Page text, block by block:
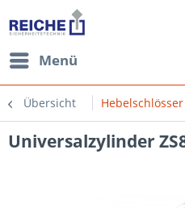
Menü
Übersicht Hebelschlösser
Universalzylinder